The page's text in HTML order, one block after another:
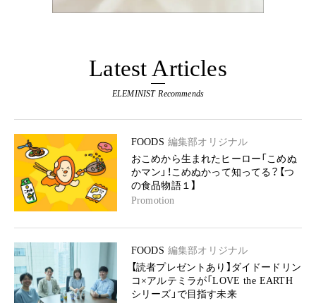
Latest Articles
ELEMINIST Recommends
FOODS 編集部オリジナル
おこめから生まれたヒーロー「こめぬ
かマン」！こめぬかって知ってる？【つ
の食品物語１】
Promotion
FOODS 編集部オリジナル
【読者プレゼントあり】ダイドードリン
コ×アルテミラが「LOVE the EARTH
シリーズ」で目指す未来